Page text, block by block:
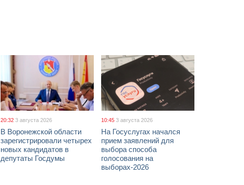
20:32 3 августа 2026
В Воронежской области
зарегистрировали четырех
новых кандидатов в
депутаты Госдумы
10:45 3 августа 2026
На Госуслугах начался
прием заявлений для
выбора способа
голосования на
выборах-2026